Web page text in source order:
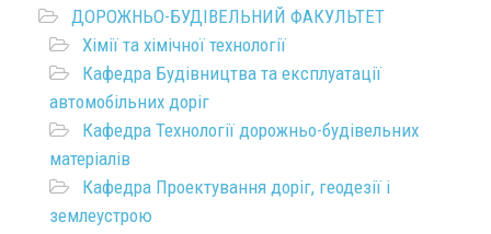
ДОРОЖНЬО-БУДІВЕЛЬНИЙ ФАКУЛЬТЕТ
Хімії та хімічної технології
Кафедра Будівництва та експлуатації
автомобільних доріг
Кафедра Технології дорожньо-будівельних
матеріалів
Кафедра Проектування доріг, геодезії і
землеустрою